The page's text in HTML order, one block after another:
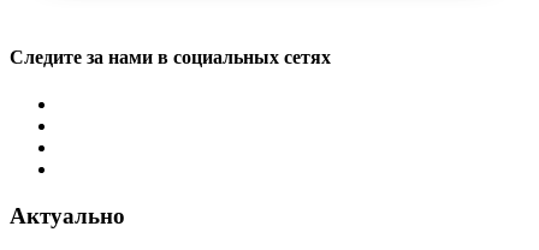
Следите за нами в социальных сетях
Актуально